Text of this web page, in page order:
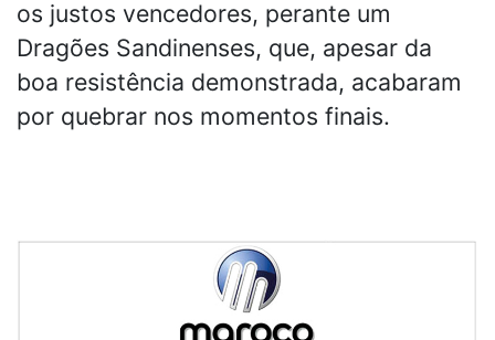
os justos vencedores, perante um
Dragões Sandinenses, que, apesar da
boa resistência demonstrada, acabaram
por quebrar nos momentos finais.